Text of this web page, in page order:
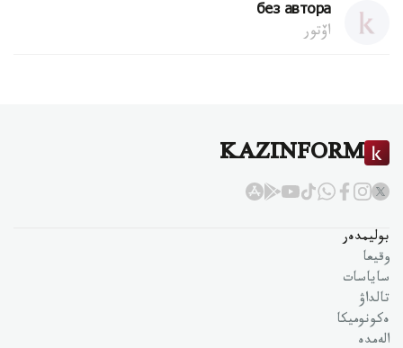
без автора
اۆتور
KAZINFORM
بوليمدەر
وقيعا
ساياسات
تالداۋ
ەكونوميكا
الەمدە